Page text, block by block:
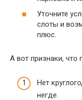
Уточните
слоты и
плюс.
А вот признаки,
Нет
негде.